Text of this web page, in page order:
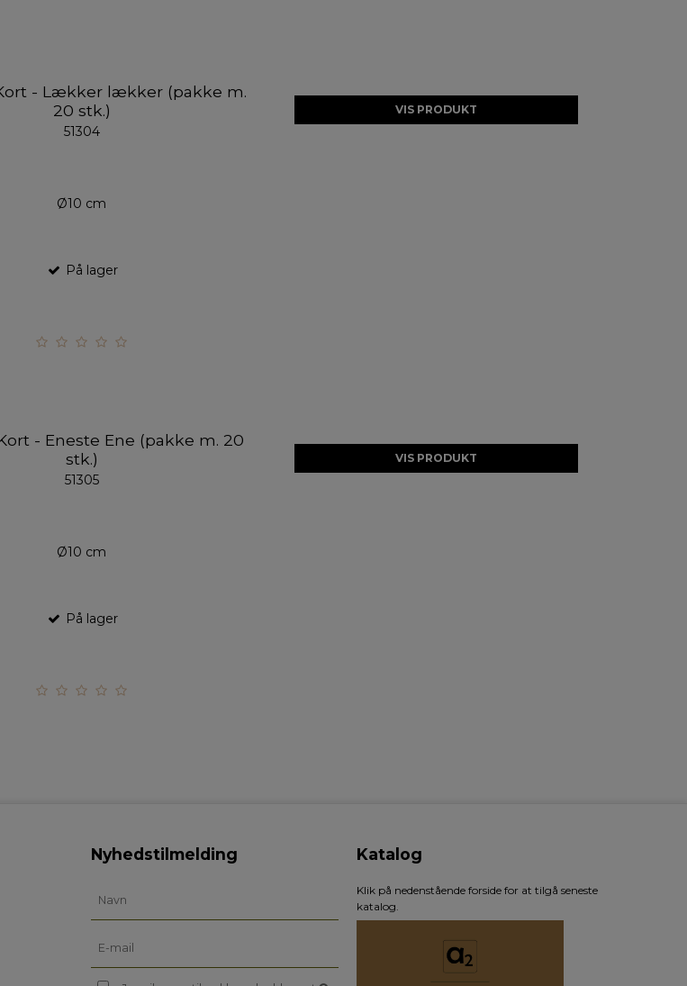
- Lækker lækker (pakke m.
20 stk.)
51304
Ø10 cm
På lager
VIS PRODUKT
- Eneste Ene (pakke m. 20
stk.)
51305
Ø10 cm
På lager
VIS PRODUKT
Nyhedstilmelding Katalog
Klik på nedenstående forside for at tilgå seneste
katalog.